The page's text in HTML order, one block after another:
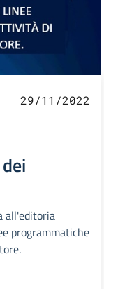
29/11/2022
all'editoria
programmatiche